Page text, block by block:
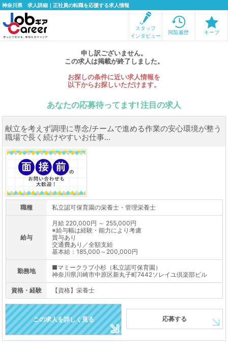
神奈川県 求人詳細｜正社員の転職を応援する求人情報
スタッフ
インタビュー
閲覧履歴 キープ
申し訳ございません。
この求人は掲載が終了しました。
お探しの条件に近い求人情報を
以下からお探しいただけます。
あなたの応募待ってます! 注目の求人
献立を考えず調理に専念/チームで進める作業の安心環境が整う
職場で長く続けやすいお仕事...
職種 私立認可保育園の栄養士・管理栄養士
給与
月給 220,000円 ～ 255,000円
※給与幅は経験・能力により考慮
賞与あり
交通費あり／全額支給
基本給：185,000～200,000円
勤務地
■マミークラブ小杉（私立認可保育園）
神奈川県川崎市中原区新丸子町7442ソレイユ倶楽部ビル
資格・経験 【資格】栄養士
この求人を詳しく見る 応募する